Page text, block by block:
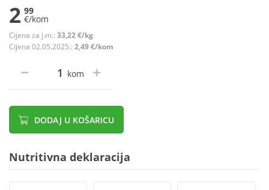
2 99
€/kom
Cijena za j.m.: 33,22 €/kg
Cijena 02.05.2025.: 2,49 €/kom
kom
DODAJ U KOŠARICU
Nutritivna deklaracija